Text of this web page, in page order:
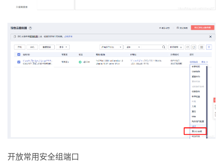
开放常用安全组端口